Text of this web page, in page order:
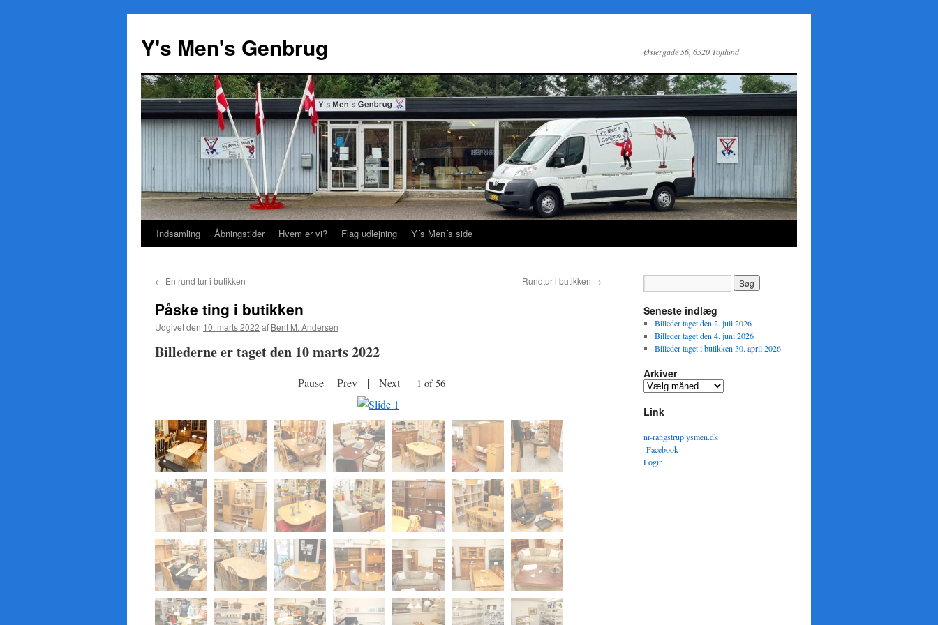
Y's Men's Genbrug Østergade 56, 6520 Toftlund
Hop
indhold
Indsamling Åbningstider Hvem er vi? Flag udlejning Y´s Men´s side
← En rund tur i butikken Rundtur i butikken →
Påske ting i butikken
Udgivet den 10. marts 2022 af Bent M. Andersen
Billederne er taget den 10 marts 2022
Pause Prev | Next 1 of 56
Seneste indlæg
Billeder taget den 2. juli 2026
Billeder taget den 4. juni 2026
Billeder taget i butikken 30. april 2026
Arkiver
Arkiver
Link
nr-rangstrup.ysmen.dk
Facebook
Login